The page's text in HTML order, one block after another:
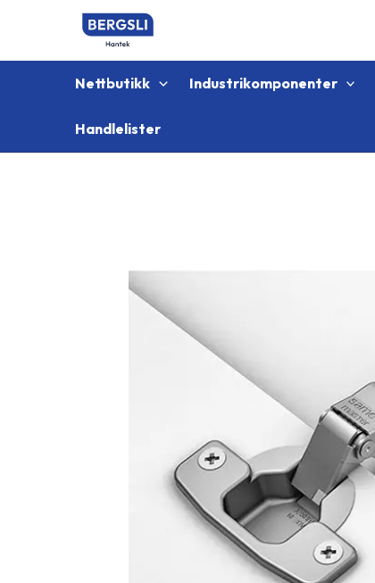
Nettbutikk Industrikomponenter
Handlelister